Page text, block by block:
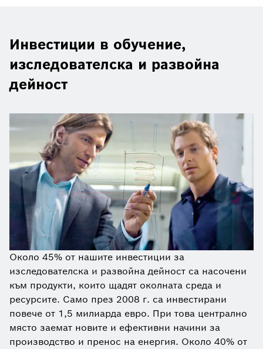
Инвестиции в обучение,
изследователска и развойна
дейност
Около 45% от нашите инвестиции за
изследователска и развойна дейност са насочени
към продукти, които щадят околната среда и
ресурсите. Само през 2008 г. са инвестирани
повече от 1,5 милиарда евро. При това централно
място заемат новите и ефективни начини за
производство и пренос на енергия. Около 40% от